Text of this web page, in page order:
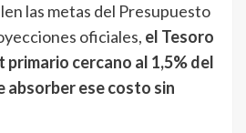
las metas del Presupuesto
oficiales, el Tesoro
primario cercano al 1,5% del
absorber ese costo sin